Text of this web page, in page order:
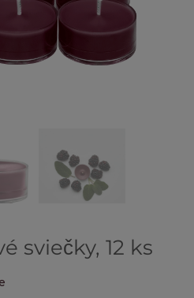
sviečky, 12 ks